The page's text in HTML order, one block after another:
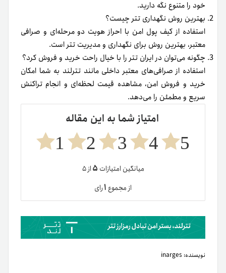
خود را متنوع نگه دارید.
بهترین روش نگهداری تتر چیست؟
استفاده از کیف پول امن با احراز هویت دو مرحله‌ای و صرافی
معتبر، بهترین روش برای نگهداری و مدیریت تتر است.
چگونه می‌توان در ایران تتر را با خیال راحت خرید و فروش کرد؟
استفاده از صرافی‌های معتبر داخلی مانند تترلند به شما امکان
خرید و فروش امن، مشاهده قیمت لحظه‌ای و انجام تراکنش
سریع و مطمئن را می‌دهد.
امتیاز شما به این مقاله
5
4
3
2
1
میانگین امتیازات ۵از ۵
از مجموع۱رای
نویسنده: inarges